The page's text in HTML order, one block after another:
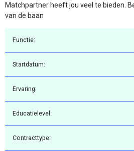
Matchpartner heeft jou veel te bieden.
van de baan
Functie:
Startdatum:
Ervaring:
Educatielevel:
Contracttype: